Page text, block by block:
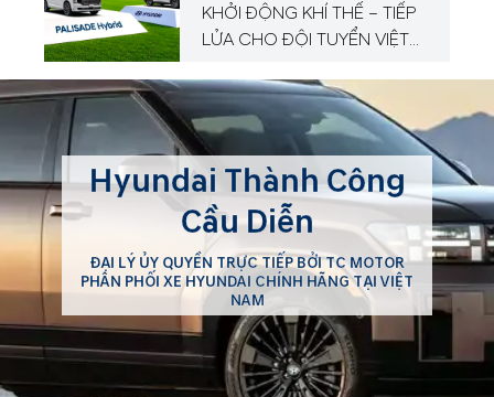
KHỞI ĐỘNG KHÍ THẾ – TIẾP
LỬA CHO ĐỘI TUYỂN VIỆT
2026!
Hyundai Thành Công
Cầu Diễn
ĐẠI LÝ ỦY QUYỀN TRỰC TIẾP BỞI TC MOTOR
PHÂN PHỐI XE HYUNDAI CHÍNH HÃNG TẠI VIỆT
NAM